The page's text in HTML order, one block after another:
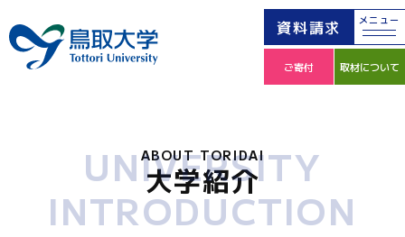
資料請求 メニュー
ご寄付 取材について
ABOUT TORIDAI
大学紹介
UNIVERSITY
INTRODUCTION